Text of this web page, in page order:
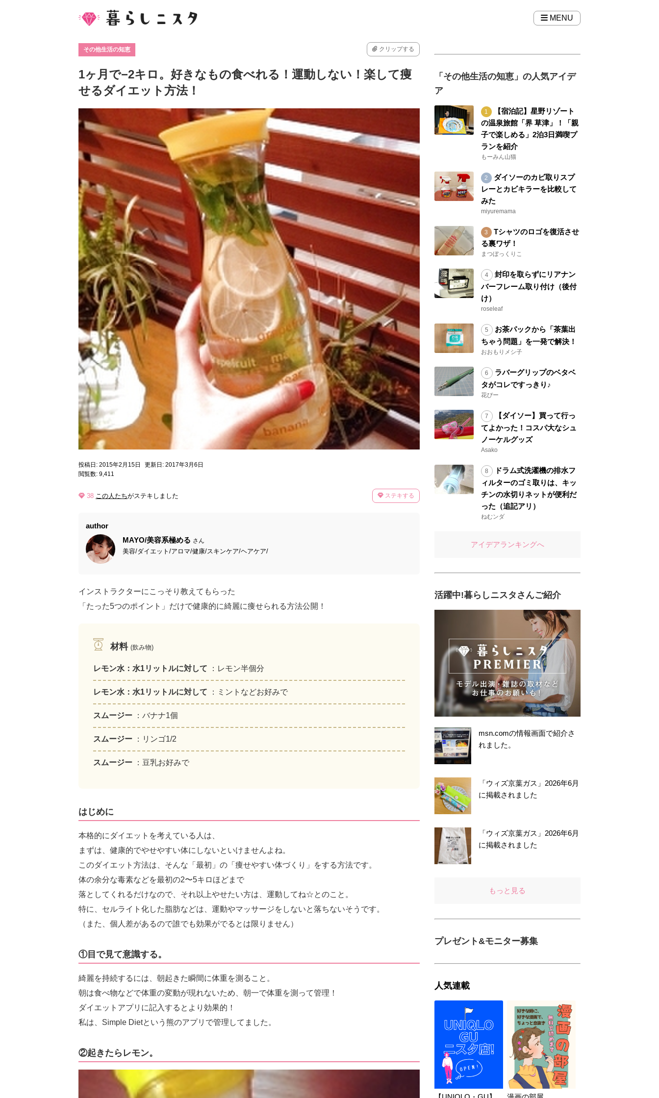
MENU
その他生活の知恵 クリップする
1ヶ月で−2キロ。好きなもの食べれる！運動しない！楽して痩
せるダイエット方法！
投稿日: 2015年2月15日
更新日: 2017年3月6日
閲覧数: 9,411
38 この人たちがステキしました ステキする
author
MAYO/美容系極める さん
美容/ダイエット/アロマ/健康/スキンケア/ヘアケア/
インストラクターにこっそり教えてもらった
「たった5つのポイント」だけで健康的に綺麗に痩せられる方法公開！
材料 (飲み物)
レモン水：水1リットルに対して ：レモン半個分
レモン水：水1リットルに対して ：ミントなどお好みで
スムージー ：バナナ1個
スムージー ：リンゴ1/2
スムージー ：豆乳お好みで
はじめに
本格的にダイエットを考えている人は、
まずは、健康的でやせやすい体にしないといけませんよね。
このダイエット方法は、そんな「最初」の「痩せやすい体づくり」をする方法です。
体の余分な毒素などを最初の2〜5キロほどまで
落としてくれるだけなので、それ以上やせたい方は、運動してね☆とのこと。
特に、セルライト化した脂肪などは、運動やマッサージをしないと落ちないそうです。
（また、個人差があるので誰でも効果がでるとは限りません）
①目で見て意識する。
綺麗を持続するには、朝起きた瞬間に体重を測ること。
朝は食べ物などで体重の変動が現れないため、朝一で体重を測って管理！
ダイエットアプリに記入するとより効果的！
私は、Simple Dietという熊のアプリで管理してました。
②起きたらレモン。
「その他生活の知恵」の人気アイデ
ア
【宿泊記】星野リゾート
の温泉旅館「界 草津」！「親
子で楽しめる」2泊3日満喫プ
ランを紹介
もーみん山猫
ダイソーのカビ取りスプ
レーとカビキラーを比較して
みた
miyuremama
Tシャツのロゴを復活させ
る裏ワザ！
まつぼっくりこ
封印を取らずにリアナン
バーフレーム取り付け（後付
け）
roseleaf
お茶パックから「茶葉出
ちゃう問題」を一発で解決！
おおもりメシ子
ラバーグリップのベタベ
タがコレですっきり♪
花ぴー
【ダイソー】買って行っ
てよかった！コスパ大なシュ
ノーケルグッズ
Asako
ドラム式洗濯機の排水フ
ィルターのゴミ取りは、キッ
チンの水切りネットが便利だ
った（追記アリ）
ねむンダ
アイデアランキングへ
活躍中!暮らしニスタさんご紹介
msn.comの情報画面で紹介さ
れました。
「ウィズ京葉ガス」2026年6月
に掲載されました
「ウィズ京葉ガス」2026年6月
に掲載されました
もっと見る
プレゼント&モニター募集
人気連載